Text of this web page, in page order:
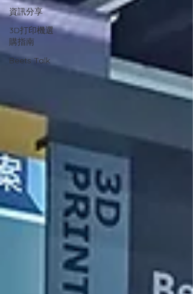
資訊分享
3D打印機選
購指南
Beets Talk